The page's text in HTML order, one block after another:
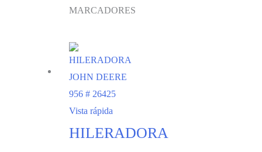
MARCADORES
Vista rápida
HILERADORA